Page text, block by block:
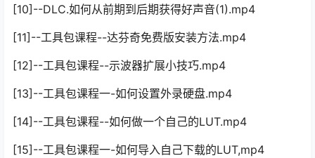
[10]--DLC.如何从前期到后期获得好声音(1).mp4
[11]--工具包课程--达芬奇免费版安装方法.mp4
[12]--工具包课程--示波器扩展小技巧.mp4
[13]--工具包课程一-如何设置外录硬盘.mp4
[14]--工具包课程--如何做一个自己的LUT.mp4
[15]--工具包课程一-如何导入自己下载的LUT,mp4